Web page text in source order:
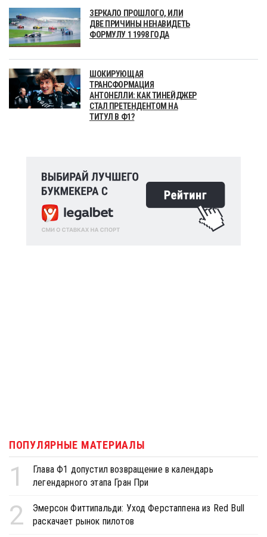
ЗЕРКАЛО ПРОШЛОГО, ИЛИ
ДВЕ ПРИЧИНЫ НЕНАВИДЕТЬ
ФОРМУЛУ 1 1998 ГОДА
ШОКИРУЮЩАЯ
ТРАНСФОРМАЦИЯ
АНТОНЕЛЛИ: КАК ТИНЕЙДЖЕР
СТАЛ ПРЕТЕНДЕНТОМ НА
ТИТУЛ В Ф1?
ПОПУЛЯРНЫЕ МАТЕРИАЛЫ
1
Глава Ф1 допустил возвращение в календарь
легендарного этапа Гран При
2
Эмерсон Фиттипальди: Уход Ферстаппена из Red Bull
раскачает рынок пилотов